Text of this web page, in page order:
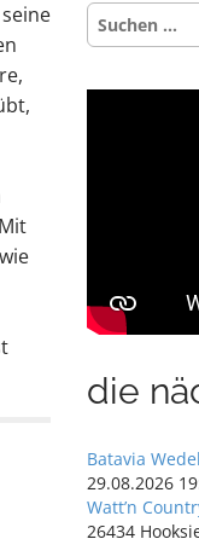
Suchen
nach:
die
Batavia Wedel
29.08.2026
Watt’n
26434